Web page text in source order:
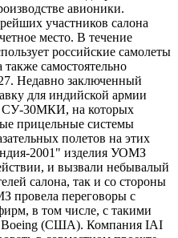
авионики.
участников салона
место. В течение
российские самолеты
самостоятельно
Недавно заключенный
для индийской армии
СУ-30МКИ, на которых
прицельные системы
полетов на этих
2001" изделия УОМЗ
и вызвали небывалый
салона, так и со стороны
провела переговоры с
в том числе, с такими
Boeing (США). Компания IAI